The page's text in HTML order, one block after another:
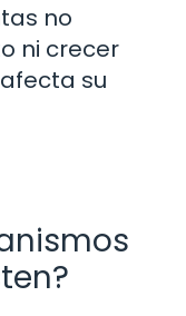
no
ni crecer
su